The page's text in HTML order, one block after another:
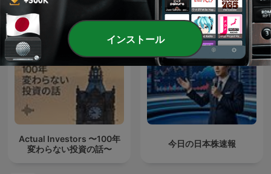
Actual Investors 〜100年
変わらない投資の話〜
今日の日本株速報
インストール